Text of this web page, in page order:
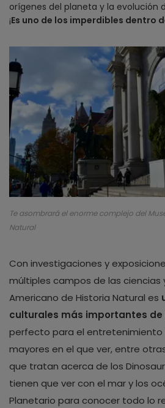
orígenes del planeta y la evolución
¡Es uno de los imperdibles dentro
Te asombrará el enorme complejo del
Natural
Con investigaciones y
múltiples campos de las ciencias
Americano de Historia Natural es
culturales más importantes de
perfecto para el entretenimiento
mayores en el que ver, entre
que tratan acerca de los
tienen que ver con el mar y los
Planetario para conocer todo lo